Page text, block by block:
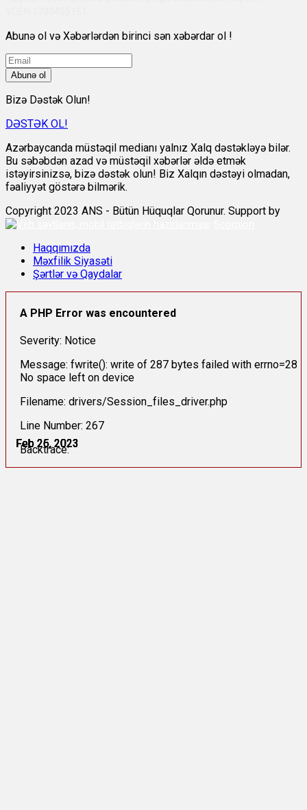
Feb 25, 2023
Feb 25, 2023
Feb 25, 2023
Feb 26, 2023
Feb 26, 2023
Feb 26, 2023
Abunə ol və Xəbərlərdən birinci sən xəbərdar ol !
Abunə ol
Bizə Dəstək Olun!
DƏSTƏK OL!
Azərbaycanda müstəqil medianı yalnız Xalq dəstəkləyə bilər.
Bu səbəbdən azad və müstəqil xəbərlər əldə etmək
istəyirsinizsə, bizə dəstək olun! Biz Xalqın dəstəyi olmadan,
fəaliyyət göstərə bilmərik.
Copyright 2023 ANS - Bütün Hüquqlar Qorunur. Support by
Haqqımızda
Məxfilik Siyasəti
Şərtlər və Qaydalar
A PHP Error was encountered
Severity: Notice
Message: fwrite(): write of 287 bytes failed with errno=28
No space left on device
Filename: drivers/Session_files_driver.php
Line Number: 267
Backtrace: